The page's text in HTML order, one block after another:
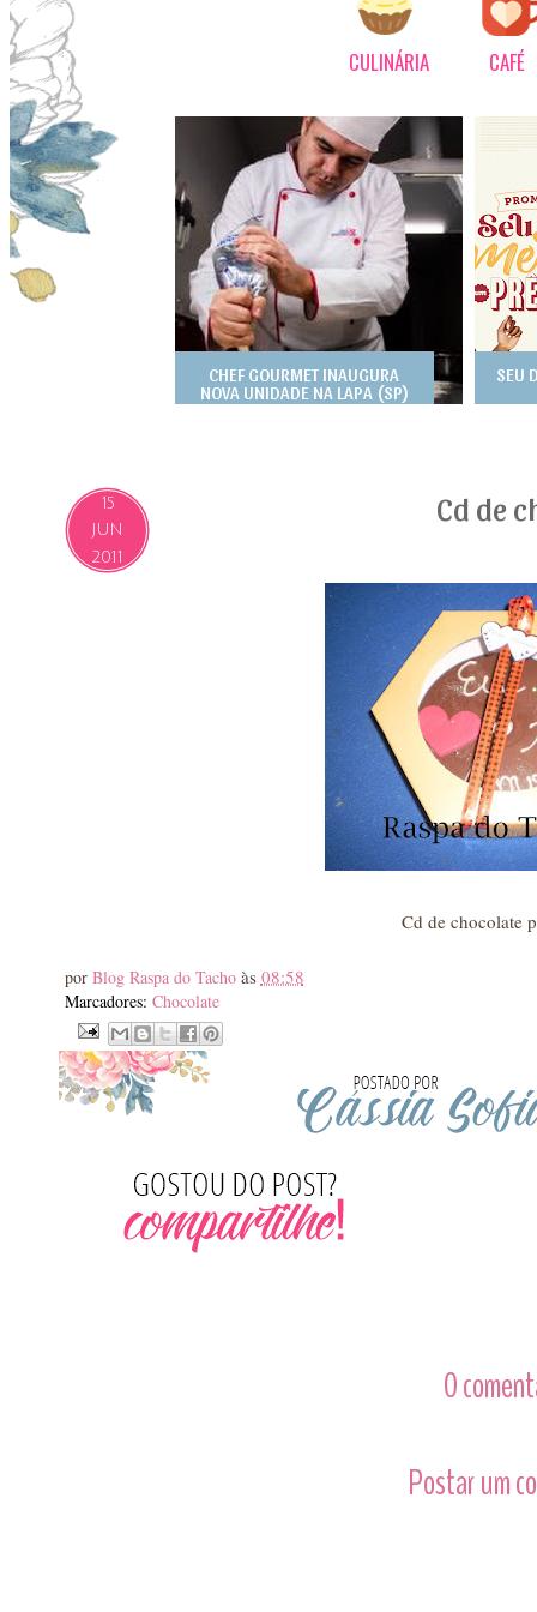
CULINÁRIA CAFÉ
CHEF GOURMET INAUGURA
NOVA UNIDADE NA LAPA (SP)
SEU
15
JUN
2011
Cd de
Cd de chocolate
por Blog Raspa do Tacho às 08:58
Marcadores: Chocolate
0
Postar um